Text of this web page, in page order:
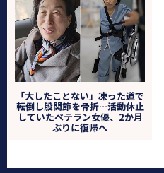
「大したことない」凍った道で
転倒し股関節を骨折…活動休止
していたベテラン女優、2か月
ぶりに復帰へ